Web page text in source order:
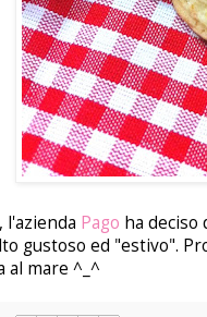
l'azienda Pago ha
gustoso ed "estivo".
al mare ^_^